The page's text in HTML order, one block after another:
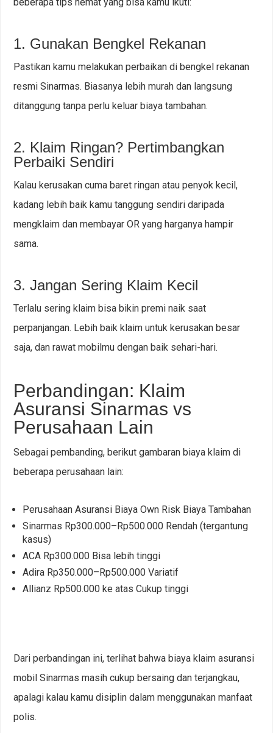
1. Gunakan Bengkel Rekanan
Pastikan kamu melakukan perbaikan di bengkel rekanan
resmi Sinarmas. Biasanya lebih murah dan langsung
ditanggung tanpa perlu keluar biaya tambahan.
2. Klaim Ringan? Pertimbangkan
Perbaiki Sendiri
Kalau kerusakan cuma baret ringan atau penyok kecil,
kadang lebih baik kamu tanggung sendiri daripada
mengklaim dan membayar OR yang harganya hampir
sama.
3. Jangan Sering Klaim Kecil
Terlalu sering klaim bisa bikin premi naik saat
perpanjangan. Lebih baik klaim untuk kerusakan besar
saja, dan rawat mobilmu dengan baik sehari-hari.
Perbandingan: Klaim
Asuransi Sinarmas vs
Perusahaan Lain
Sebagai pembanding, berikut gambaran biaya klaim di
beberapa perusahaan lain:
Perusahaan Asuransi Biaya Own Risk Biaya Tambahan
Sinarmas Rp300.000–Rp500.000 Rendah (tergantung
kasus)
ACA Rp300.000 Bisa lebih tinggi
Adira Rp350.000–Rp500.000 Variatif
Allianz Rp500.000 ke atas Cukup tinggi
Dari perbandingan ini, terlihat bahwa biaya klaim asuransi
mobil Sinarmas masih cukup bersaing dan terjangkau,
apalagi kalau kamu disiplin dalam menggunakan manfaat
polis.